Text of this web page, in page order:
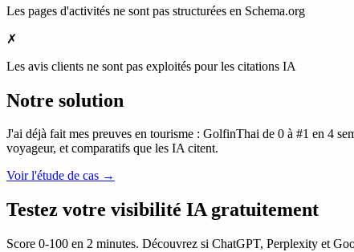
Les pages d'activités ne sont pas structurées en Schema.org
✗
Les avis clients ne sont pas exploités pour les citations IA
Notre solution
J'ai déjà fait mes preuves en tourisme : GolfinThai de 0 à #1 en 4
voyageur, et comparatifs que les IA citent.
Voir l'étude de cas →
Testez votre visibilité IA gratuitement
Score 0-100 en 2 minutes. Découvrez si ChatGPT, Perplexity et